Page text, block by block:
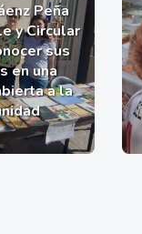
Peña
y Circular
sus
en una
a la